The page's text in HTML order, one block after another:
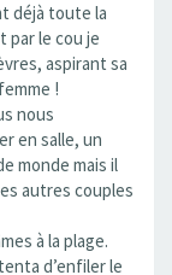
déjà toute la
par le cou je
aspirant sa
!
nous
en salle, un
monde mais il
autres couples
à la plage.
d’enfiler le